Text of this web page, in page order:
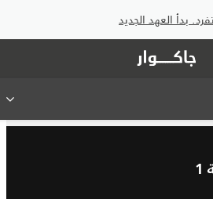
بدأ العهد الجديد